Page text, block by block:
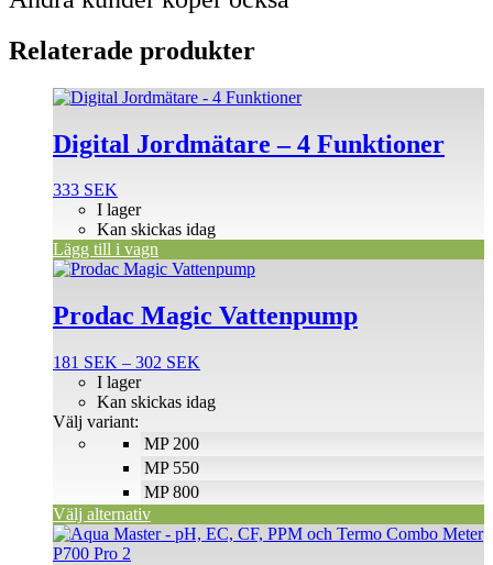
Relaterade produkter
Digital Jordmätare – 4 Funktioner
333 SEK
I lager
Kan skickas idag
Lägg till i vagn
Prodac Magic Vattenpump
181 SEK – 302 SEK
till
MP 200
MP 550
MP 800
I lager
Kan skickas idag
Välj variant:
Välj alternativ
Den
produkten
har
varianter.
olika
alternativen
produktsidan